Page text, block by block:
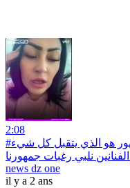
2:08
#شابة_صباح ... المشكل في الجمهور هو الذي يتقبل كل شيء
news dz one
il y a 2 ans